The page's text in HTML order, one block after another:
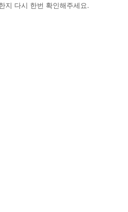
지 다시 한번 확인해주세요.